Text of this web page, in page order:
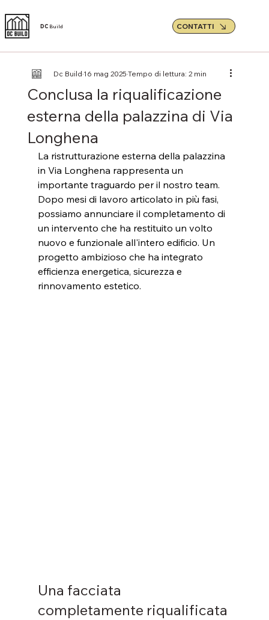
DC Build CONTATTI
Conclusa la riqualificazione
esterna della palazzina di Via
Longhena
Dc Build16 mag 2025Tempo di lettura: 2 min
La ristrutturazione esterna della palazzina
in Via Longhena rappresenta un
importante traguardo per il nostro team.
Dopo mesi di lavoro articolato in più fasi,
possiamo annunciare il completamento di
un intervento che ha restituito un volto
nuovo e funzionale all'intero edificio. Un
progetto ambizioso che ha integrato
efficienza energetica, sicurezza e
rinnovamento estetico.
Una facciata
completamente riqualificata